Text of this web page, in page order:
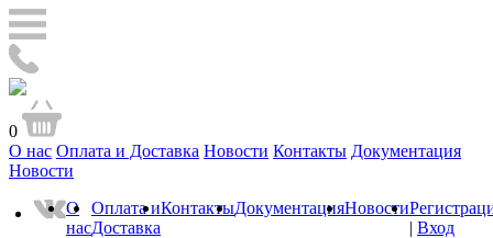
0
О нас Оплата и Доставка Новости Контакты Документация
Новости
О
нас
Оплата и
Доставка
КонтактыДокументацияНовости
| Вход